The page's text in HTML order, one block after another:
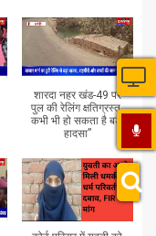
शारदा नहर खंड-49 पर
पुल की रेलिंग क्षतिग्रस्त,
कभी भी हो सकता है बड़ा
हादसा”